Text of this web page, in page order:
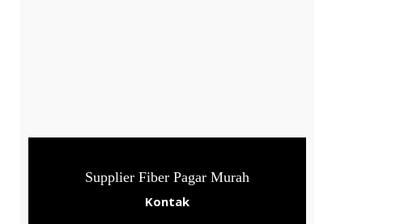
Supplier Fiber Pagar Murah
Kontak